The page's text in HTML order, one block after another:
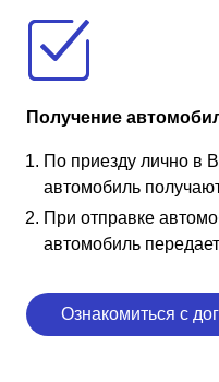
Получение
По приезду лично в
автомобиль
При отправке
автомобиль
Ознакомиться с